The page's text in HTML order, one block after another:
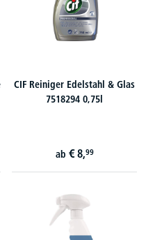
CIF Reiniger Edelstahl & Glas
7518294 0,75l
ab € 8,99